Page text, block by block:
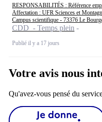
RESPONSABILITÉS : Référence
Affectation : UFR Sciences et
Campus scientifique - 73376 Le
CDD - Temps plein
Publié il y a 17 jours
Votre avis nous
Qu'avez-vous pensé du